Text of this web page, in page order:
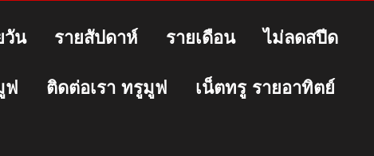
วัน รายสัปดาห์ รายเดือน ไม่ลดสปีด
ฟ ติดต่อเรา ทรูมูฟ เน็ตทรู รายอาทิตย์